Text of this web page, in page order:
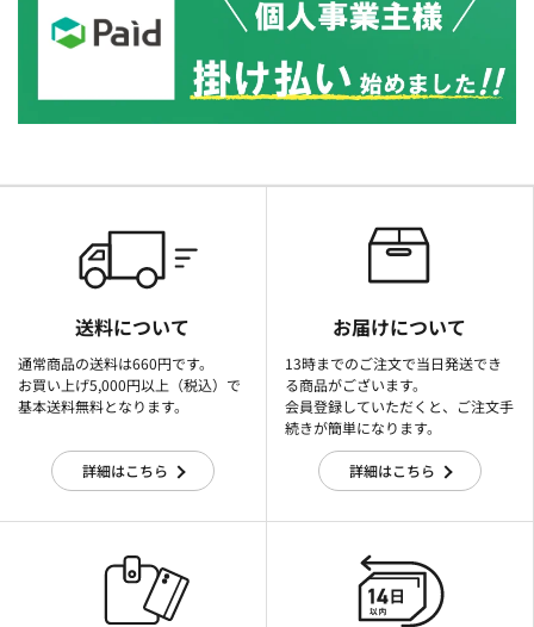
送料について
通常商品の送料は660円です。
お買い上げ5,000円以上（税込）で
基本送料無料となります。
詳細はこちら
お届けについて
13時までのご注文で当日発送でき
る商品がございます。
会員登録していただくと、ご注文手
続きが簡単になります。
詳細はこちら